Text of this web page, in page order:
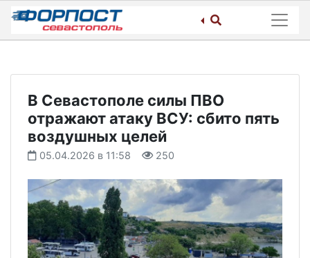
Skip
content
В Севастополе силы ПВО
отражают атаку ВСУ: сбито пять
воздушных целей
05.04.2026 в 11:58 250